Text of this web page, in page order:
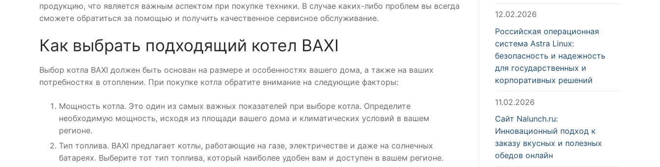
продукцию, что является важным аспектом при покупке техники. В случае каких-либо проблем вы всегда
сможете обратиться за помощью и получить качественное сервисное обслуживание.
Как выбрать подходящий котел BAXI
Выбор котла BAXI должен быть основан на размере и особенностях вашего дома, а также на ваших
потребностях в отоплении. При покупке котла обратите внимание на следующие факторы:
Мощность котла. Это один из самых важных показателей при выборе котла. Определите
необходимую мощность, исходя из площади вашего дома и климатических условий в вашем
регионе.
Тип топлива. BAXI предлагает котлы, работающие на газе, электричестве и даже на солнечных
батареях. Выберите тот тип топлива, который наиболее удобен вам и доступен в вашем регионе.
12.02.2026
Российская операционная
система Astra Linux:
безопасность и надежность
для государственных и
корпоративных решений
11.02.2026
Сайт Nalunch.ru:
Инновационный подход к
заказу вкусных и полезных
обедов онлайн